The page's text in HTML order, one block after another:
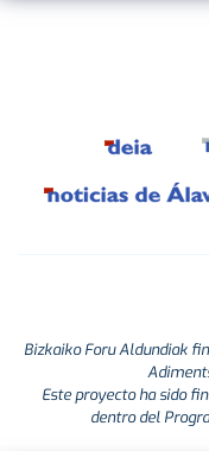
Bizkaiko Foru Aldundiak
Este proyecto ha sido
dentro del